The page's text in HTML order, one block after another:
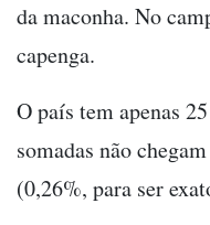
da maconha. No
capenga.
O país tem apenas
somadas não
(0,26%, para ser